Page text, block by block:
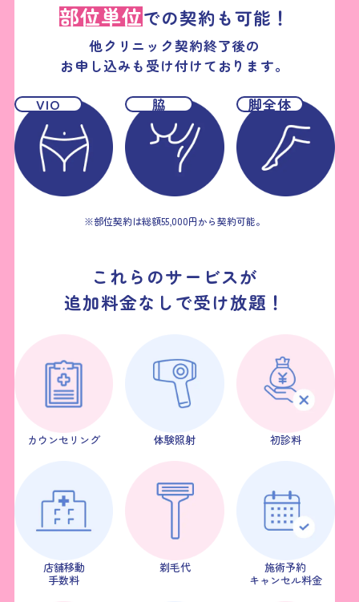
部位単位での契約も可能！
他クリニック契約終了後の
お申し込みも受け付けております。
VIO 脇 脚全体
※部位契約は総額55,000円から契約可能。
これらのサービスが
追加料金なしで受け放題！
カウンセリング 体験照射 初診料
店舗移動
手数料
剃毛代
施術予約
キャンセル料金